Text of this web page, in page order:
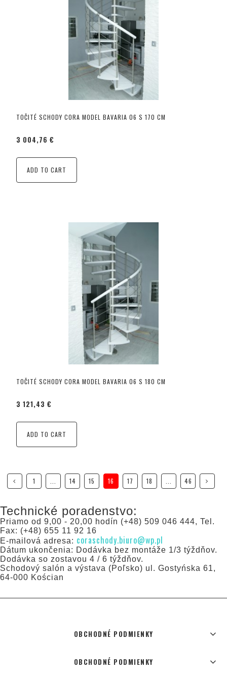
TOČITÉ SCHODY CORA MODEL BAVARIA 06 S 170 CM
3 004,76 €
ADD TO CART
TOČITÉ SCHODY CORA MODEL BAVARIA 06 S 180 CM
3 121,43 €
ADD TO CART
1 14 15 16 17 18 46
Technické poradenstvo:
Priamo od 9,00 - 20,00 hodín (+48) 509 046 444, Tel.
Fax: (+48) 655 11 92 16
E-mailová adresa: coraschody.biuro@wp.pl
Dátum ukončenia: Dodávka bez montáže 1/3 týždňov.
Dodávka so zostavou 4 / 6 týždňov.
Schodový salón a výstava (Poľsko) ul. Gostyńska 61,
64-000 Kościan
OBCHODNÉ PODMIENKY
OBCHODNÉ PODMIENKY